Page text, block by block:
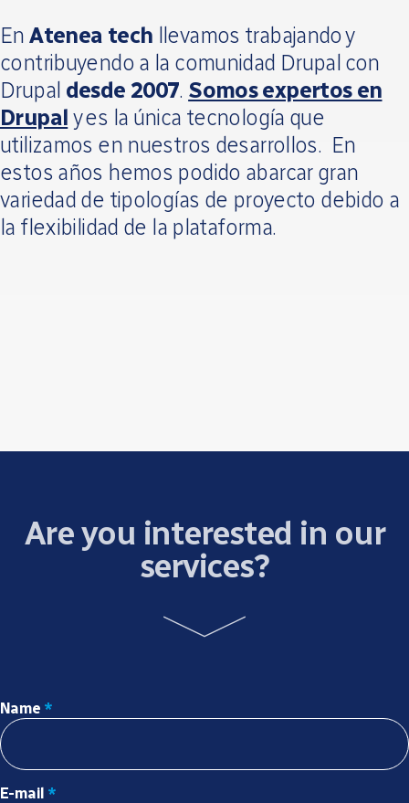
EnAtenea tech llevamos trabajando y
contribuyendo a la comunidad Drupal con
Drupal desde 2007. Somos expertos en
Drupal y es la única tecnología que
utilizamos en nuestros desarrollos. En
estos años hemos podido abarcar gran
variedad de tipologías de proyecto debido a
la flexibilidad de la plataforma.
Are you interested in our
services?
Name *
E-mail *